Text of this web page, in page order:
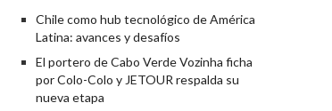
Chile como hub tecnológico de América
Latina: avances y desafíos
El portero de Cabo Verde Vozinha ficha
por Colo-Colo y JETOUR respalda su
nueva etapa